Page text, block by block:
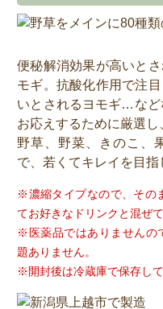
便秘解消効果が高いと
モギ。抗酸化作用で注
いとされるヨモギ…など
お応えするために厳選し
野草、野菜、きのこ、
で、若くてキレイを目指
※濃縮タイプなので、その
てお好きなドリンクと混ぜ
※医薬品ではありませんの
題ありません。
※開封後は冷蔵庫で保存して